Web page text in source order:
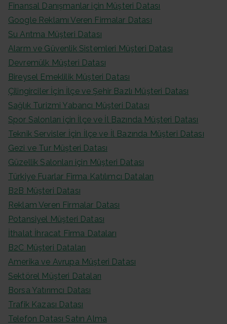
Finansal Danışmanlar için Müşteri Datası
Google Reklamı Veren Firmalar Datası
Su Arıtma Müşteri Datası
Alarm ve Güvenlik Sistemleri Müşteri Datası
Devremülk Müşteri Datası
Bireysel Emeklilik Müşteri Datası
Çilingirciler İçin İlçe ve Şehir Bazlı Müşteri Datası
Sağlık Turizmi Yabancı Müşteri Datası
Spor Salonları için İlçe ve İl Bazında Müşteri Datası
Teknik Servisler İçin İlçe ve İl Bazında Müşteri Datası
Gezi ve Tur Müşteri Datası
Güzellik Salonları için Müşteri Datası
Türkiye Fuarlar Firma Katılımcı Dataları
B2B Müşteri Datası
Reklam Veren Firmalar Datası
Potansiyel Müşteri Datası
İthalat İhracat Firma Dataları
B2C Müşteri Dataları
Amerika ve Avrupa Müşteri Datası
Sektörel Müşteri Dataları
Borsa Yatırımcı Datası
Trafik Kazası Datası
Telefon Datası Satın Alma